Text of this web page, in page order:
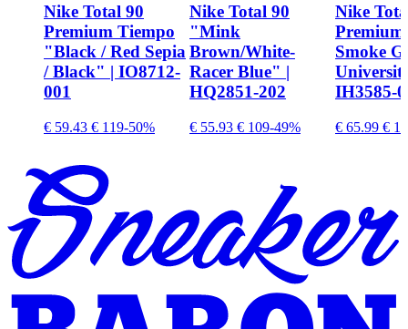
Nike Total 90
Premium Tiempo
"Black / Red Sepia
/ Black" | IO8712-
001
€ 59.43 € 119-50%
Nike Total 90
"Mink
Brown/White-
Racer Blue" |
HQ2851-202
€ 55.93 € 109-49%
Nike
Smoke
IH3585-
€ 65.99 €